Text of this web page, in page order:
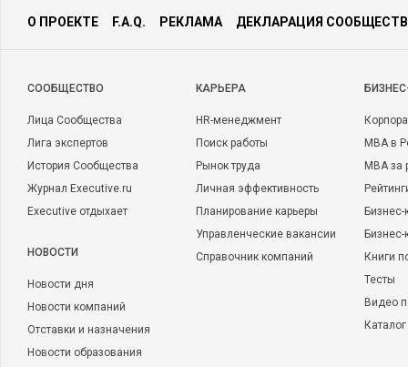
О ПРОЕКТЕ F.A.Q. РЕКЛАМА ДЕКЛАРАЦИЯ
CООБЩЕСТВО
Лица Сообщества
Лига экспертов
История Сообщества
Журнал Executive.ru
Executive отдыхает
НОВОСТИ
Новости дня
Новости компаний
Отставки и назначения
Новости образования
КАРЬЕРА
HR-менеджмент
Поиск работы
Рынок труда
Личная эффективность
Планирование карьеры
Управленческие вакансии
Справочник компаний
MBA в
MBA
Бизнес-
Книги
Тесты
Видео